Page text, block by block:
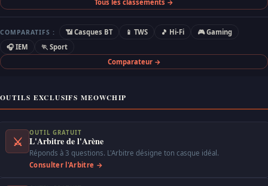
Tous les classements →
COMPARATIFS : 📶 Casques BT 📱 TWS 🎵 Hi-Fi
🎮 Gaming
🎧 IEM
🏃 Sport
Comparateur →
OUTILS EXCLUSIFS MEOWCHIP
⚔
OUTIL GRATUIT
L'Arbitre de l'Arène
Réponds à 3 questions. L'Arbitre désigne ton casque idéal.
Consulter l'Arbitre →